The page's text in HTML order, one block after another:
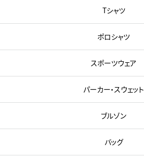
Tシャツ
ポロシャツ
スポーツウェア
パーカー・スウェット
ブルゾン
バッグ